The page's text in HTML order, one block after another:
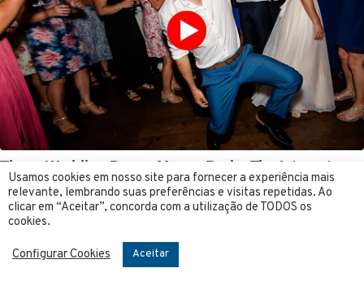
Usamos cookies em nosso site para fornecer a experiência mais
relevante, lembrando suas preferências e visitas repetidas. Ao
clicar em “Aceitar”, concorda com a utilização de TODOS os
cookies.
Configurar Cookies Aceitar